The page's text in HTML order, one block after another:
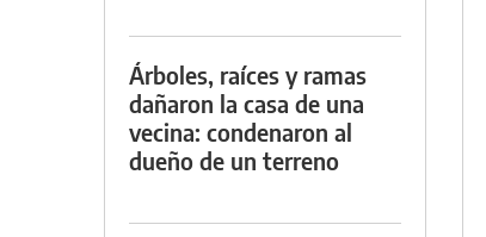
Árboles, raíces y ramas
dañaron la casa de una
vecina: condenaron al
dueño de un terreno